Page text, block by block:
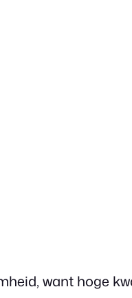
want hoge